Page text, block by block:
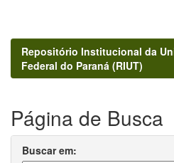
Repositório Institucional da
Federal do Paraná (RIUT)
Página de Busca
Buscar em: